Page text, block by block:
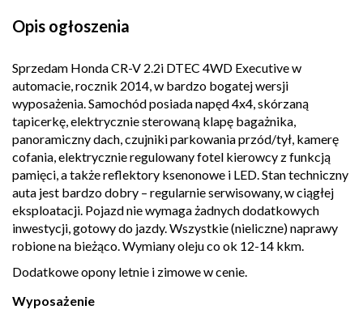
Opis ogłoszenia
Sprzedam Honda CR-V 2.2i DTEC 4WD Executive w
automacie, rocznik 2014, w bardzo bogatej wersji
wyposażenia. Samochód posiada napęd 4x4, skórzaną
tapicerkę, elektrycznie sterowaną klapę bagażnika,
panoramiczny dach, czujniki parkowania przód/tył, kamerę
cofania, elektrycznie regulowany fotel kierowcy z funkcją
pamięci, a także reflektory ksenonowe i LED. Stan techniczny
auta jest bardzo dobry – regularnie serwisowany, w ciągłej
eksploatacji. Pojazd nie wymaga żadnych dodatkowych
inwestycji, gotowy do jazdy. Wszystkie (nieliczne) naprawy
robione na bieżąco. Wymiany oleju co ok 12-14 kkm.
Dodatkowe opony letnie i zimowe w cenie.
Wyposażenie